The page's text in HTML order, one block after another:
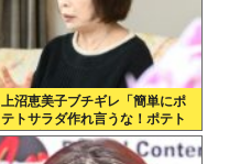
上沼恵美子ブチギレ「簡単にポ
テトサラダ作れ言うな！ポテト
サラダ作りてしんどいんやで！
」